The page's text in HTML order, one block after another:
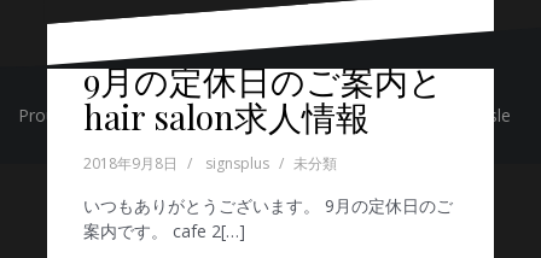
10月の定休日のご案内。
2018年9月29日 signsplus 未分類
いつもありがとうございます。 10月の定休日の
ご案内です。 cafe […]
9月の定休日のご案内と
hair salon求人情報
2018年9月8日 signsplus 未分類
いつもありがとうございます。 9月の定休日のご
案内です。 cafe 2[…]
Proudly powered by WordPress|テーマ:Oblique by Themeisle